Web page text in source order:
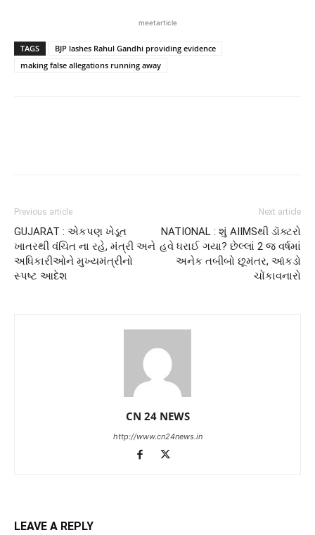
meetarticle
TAGS
BJP lashes Rahul Gandhi providing evidence
making false allegations running away
Previous article
GUJARAT : એકપણ ખેડૂત
ખાતરથી વંચિત ના રહે, મંત્રી અને
અધિકારીઓને મુખ્યમંત્રીનો
સ્પષ્ટ આદેશ
Next article
NATIONAL : શું AIIMSથી ડૉક્ટરો
હવે ધરાઈ ગયા? છેલ્લાં 2 જ વર્ષમાં
અનેક તબીબો છૂમંતર, આંકડો
ચોંકાવનારો
CN 24 NEWS
http://www.cn24news.in
LEAVE A REPLY